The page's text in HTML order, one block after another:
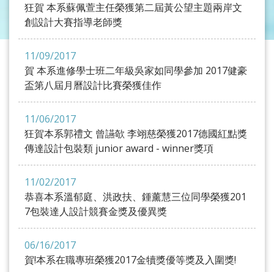
狂賀 本系蘇佩萱主任榮獲第二屆黃公望主題兩岸文
創設計大賽指導老師獎
11/09/2017
賀 本系進修學士班二年級吳家如同學參加 2017健豪
盃第八屆月曆設計比賽榮獲佳作
11/06/2017
狂賀本系郭禮文 曾讌欹 李翊慈榮獲2017德國紅點獎
傳達設計包裝類 junior award - winner獎項
11/02/2017
恭喜本系溫郁庭、洪政扶、鍾薰慧三位同學榮獲201
7包裝達人設計競賽金獎及優異獎
06/16/2017
賀!本系在職專班榮獲2017金犢獎優等獎及入圍獎!